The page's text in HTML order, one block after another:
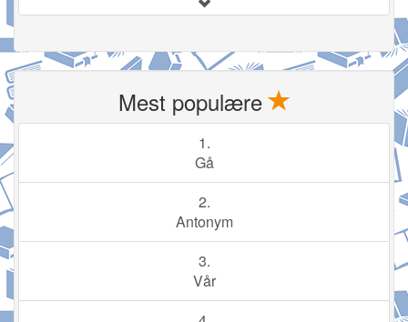
Mest populære
1.
Gå
2.
Antonym
3.
Vår